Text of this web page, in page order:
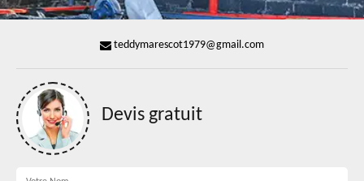
teddymarescot1979@gmail.com
Devis gratuit